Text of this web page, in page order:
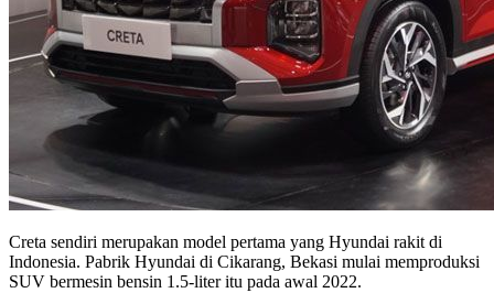
Creta sendiri merupakan model pertama yang Hyundai rakit di
Indonesia. Pabrik Hyundai di Cikarang, Bekasi mulai memproduksi
SUV bermesin bensin 1.5-liter itu pada awal 2022.